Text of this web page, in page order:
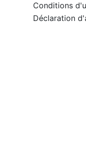
Conditions
Déclaration